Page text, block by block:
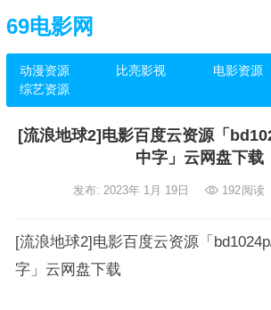
69电影网
动漫资源 比亮影视 电影资源
综艺资源
[流浪地球2]电影百度云资源「
中字」云网盘下载
发布: 2023年 1月 19日 192阅读
[流浪地球2]电影百度云资源「
字」云网盘下载